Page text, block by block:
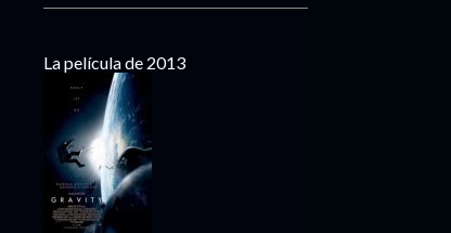
La película de 2013